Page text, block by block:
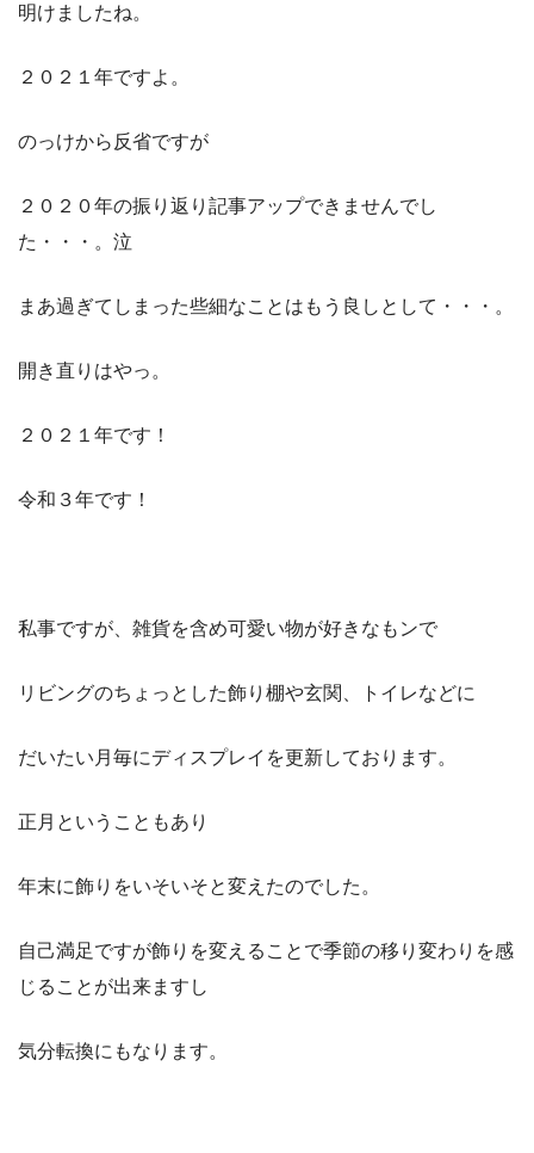
明けましたね。
２０２１年ですよ。
のっけから反省ですが
２０２０年の振り返り記事アップできませんでし
た・・・。泣
まあ過ぎてしまった些細なことはもう良しとして・・・。
開き直りはやっ。
２０２１年です！
令和３年です！
私事ですが、雑貨を含め可愛い物が好きなもンで
リビングのちょっとした飾り棚や玄関、トイレなどに
だいたい月毎にディスプレイを更新しております。
正月ということもあり
年末に飾りをいそいそと変えたのでした。
自己満足ですが飾りを変えることで季節の移り変わりを感
じることが出来ますし
気分転換にもなります。